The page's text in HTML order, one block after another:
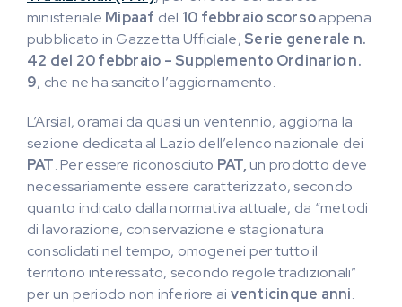
ministeriale Mipaaf del 10 febbraio scorsoappena
pubblicato in Gazzetta Ufficiale, Serie generale n.
42 del 20 febbraio – Supplemento Ordinario n.
9, che ne ha sancito l’aggiornamento.
L’Arsial, oramai da quasi un ventennio, aggiorna la
sezione dedicata al Lazio dell’elenco nazionale dei
PAT. Per essere riconosciuto PAT,un prodotto deve
necessariamente essere caratterizzato, secondo
quanto indicato dalla normativa attuale, da “metodi
di lavorazione, conservazione e stagionatura
consolidati nel tempo, omogenei per tutto il
territorio interessato, secondo regole tradizionali”
per un periodo non inferiore ai venticinque anni.